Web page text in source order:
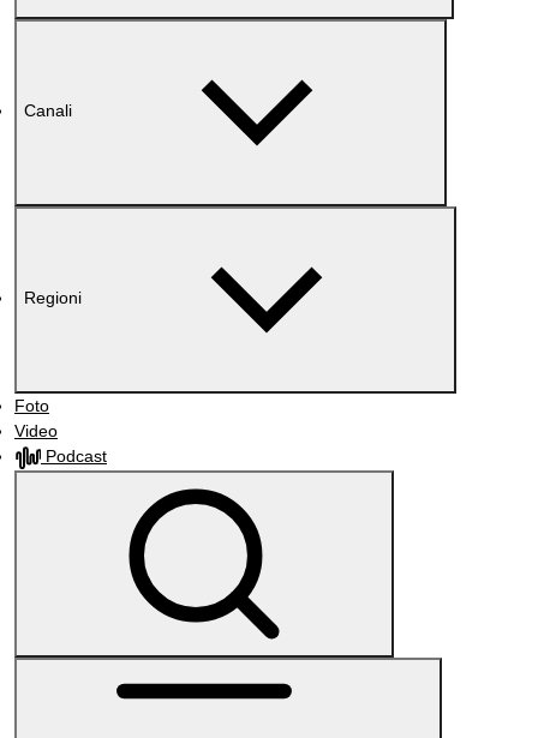
Canali
Regioni
Foto
Video
Podcast